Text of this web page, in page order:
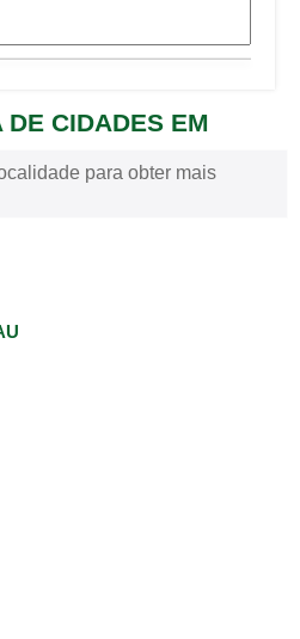
DE CIDADES EM
para obter mais